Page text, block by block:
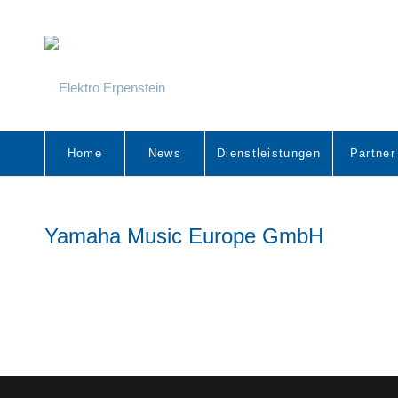
Home News Dienstleistungen Partner
Yamaha Music Europe GmbH